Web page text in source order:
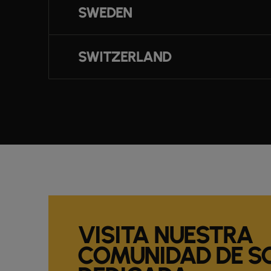
SWEDEN
SWITZERLAND
VISITA NUESTRA
COMUNIDAD DE